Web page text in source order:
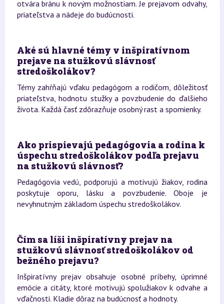
otvára bránu k novým možnostiam. Je prejavom odvahy,
priateľstva a nádeje do budúcnosti.
Aké sú hlavné témy v inšpiratívnom
prejave na stužkovú slávnosť
stredoškolákov?
Témy zahŕňajú vďaku pedagógom a rodičom, dôležitosť
priateľstva, hodnotu stužky a povzbudenie do ďalšieho
života. Každá časť zdôrazňuje osobný rast a spomienky.
Ako prispievajú pedagógovia a rodina k
úspechu stredoškolákov podľa prejavu
na stužkovú slávnosť?
Pedagógovia vedú, podporujú a motivujú žiakov, rodina
poskytuje oporu, lásku a povzbudenie. Oboje je
nevyhnutným základom úspechu stredoškolákov.
Čím sa líši inšpiratívny prejav na
stužkovú slávnosť stredoškolákov od
bežného prejavu?
Inšpiratívny prejav obsahuje osobné príbehy, úprimné
emócie a citáty, ktoré motivujú spolužiakov k odvahe a
vďačnosti. Kladie dôraz na budúcnosť a hodnoty.